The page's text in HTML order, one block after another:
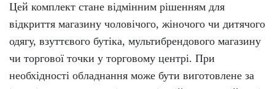
Цей комплект стане відмінним рішенням для
відкриття магазину чоловічого, жіночого чи дитячого
одягу, взуттєвого бутіка, мультибрендового магазину
чи торгової точки у торговому центрі. При
необхідності обладнання може бути виготовлене за